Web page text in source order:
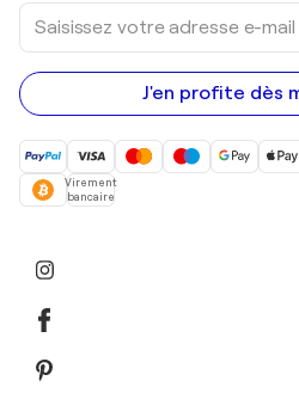
Saisissez
votre
adresse
e-
mail
J'en profite dès
Virement
bancaire